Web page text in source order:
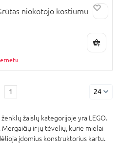
niokotojo kostiumu
1 24
žaislų kategorijoje yra LEGO.
ir jų tėvelių, kurie mielai
įdomius konstruktorius kartu.